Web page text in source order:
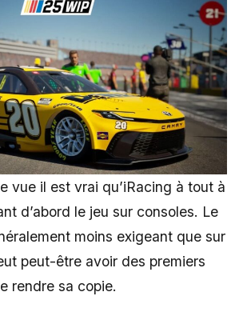
vue il est vrai qu’iRacing à tout à
d’abord le jeu sur consoles. Le
moins exigeant que sur
peut-être avoir des premiers
rendre sa copie.